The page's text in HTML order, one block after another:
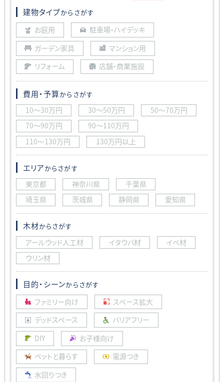
建物タイプからさがす
お庭用
駐車場・ハイデッキ
ガーデン家具
マンション用
リフォーム
店舗・商業施設
費用・予算からさがす
10〜30万円 30〜50万円
50〜70万円
70〜90万円
90〜110万円
110〜130万円
130万円以上
エリアからさがす
東京都 神奈川県
千葉県
埼玉県
茨城県 静岡県 愛知県
木材からさがす
アールウッド人工材 イタウバ材
イペ材
ウリン材
目的・シーンからさがす
ファミリー向け
スペース拡大
デッドスペース
バリアフリー
DIY
お子様向け
ペットと暮らす
電源つき
水回りつき